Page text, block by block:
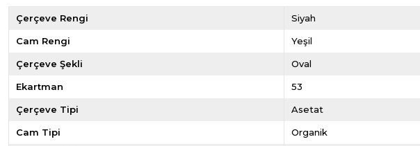
Çerçeve Rengi Siyah
Cam Rengi Yeşil
Çerçeve Şekli Oval
Ekartman 53
Çerçeve Tipi Asetat
Cam Tipi Organik